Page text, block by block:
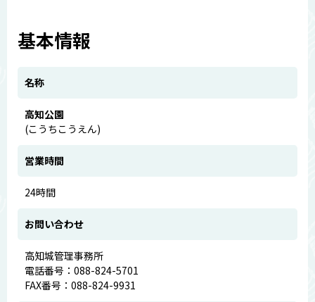
基本情報
名称
高知公園
(こうちこうえん)
営業時間
24時間
お問い合わせ
高知城管理事務所
電話番号：088-824-5701
FAX番号：088-824-9931